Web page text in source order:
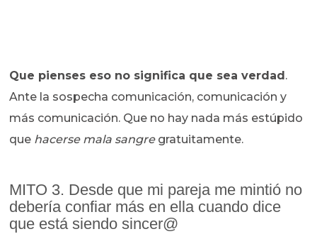
Que pienses eso no significa que sea verdad.
Ante la sospecha comunicación, comunicación y
más comunicación. Que no hay nada más estúpido
que hacerse mala sangregratuitamente.
MITO 3. Desde que mi pareja me mintió no
debería confiar más en ella cuando dice
que está siendo sincer@